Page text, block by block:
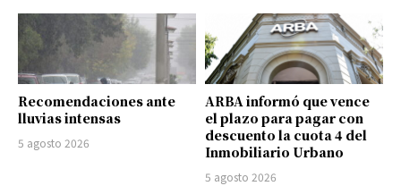
Recomendaciones ante
lluvias intensas
5 agosto 2026
ARBA informó que vence
el plazo para pagar con
descuento la cuota 4 del
Inmobiliario Urbano
5 agosto 2026